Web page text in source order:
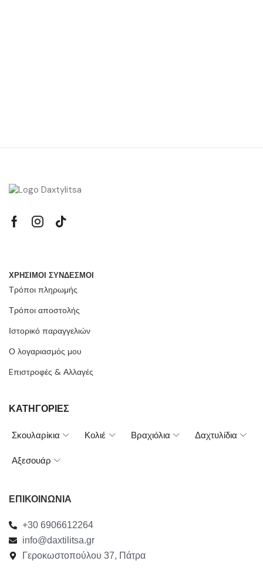
ΧΡΗΣΙΜΟΙ ΣΥΝΔΕΣΜΟΙ
Τρόποι πληρωμής
Τρόποι αποστολής
Ιστορικό παραγγελιών
Ο λογαριασμός μου
Eπιστροφές & Αλλαγές
ΚΑΤΗΓΟΡΙΕΣ
Σκουλαρίκια Κολιέ Βραχιόλια Δαχτυλίδια
Αξεσουάρ
ΕΠΙΚΟΙΝΩΝΙΑ
+30 6906612264
info@daxtilitsa.gr
Γεροκωστοπούλου 37, Πάτρα